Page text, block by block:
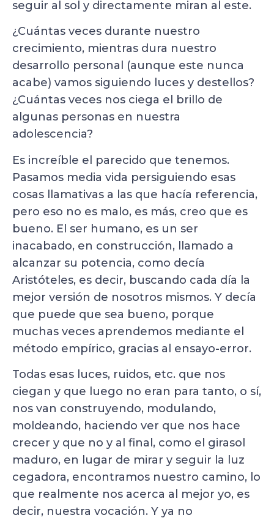
seguir al sol y directamente miran al este.
¿Cuántas veces durante nuestro
crecimiento, mientras dura nuestro
desarrollo personal (aunque este nunca
acabe) vamos siguiendo luces y destellos?
¿Cuántas veces nos ciega el brillo de
algunas personas en nuestra
adolescencia?
Es increíble el parecido que tenemos.
Pasamos media vida persiguiendo esas
cosas llamativas a las que hacía referencia,
pero eso no es malo, es más, creo que es
bueno. El ser humano, es un ser
inacabado, en construcción, llamado a
alcanzar su potencia, como decía
Aristóteles, es decir, buscando cada día la
mejor versión de nosotros mismos. Y decía
que puede que sea bueno, porque
muchas veces aprendemos mediante el
método empírico, gracias al ensayo-error.
Todas esas luces, ruidos, etc. que nos
ciegan y que luego no eran para tanto, o sí,
nos van construyendo, modulando,
moldeando, haciendo ver que nos hace
crecer y que no y al final, como el girasol
maduro, en lugar de mirar y seguir la luz
cegadora, encontramos nuestro camino, lo
que realmente nos acerca al mejor yo, es
decir, nuestra vocación. Y ya no